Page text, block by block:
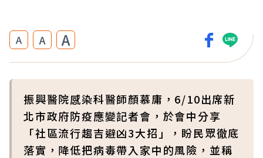
A A A
振興醫院感染科醫師顏慕庸，6/10出席新
北市政府防疫應變記者會，於會中分享
「社區流行趨吉避凶3大招」，盼民眾徹底
落實，降低把病毒帶入家中的風險，並稱